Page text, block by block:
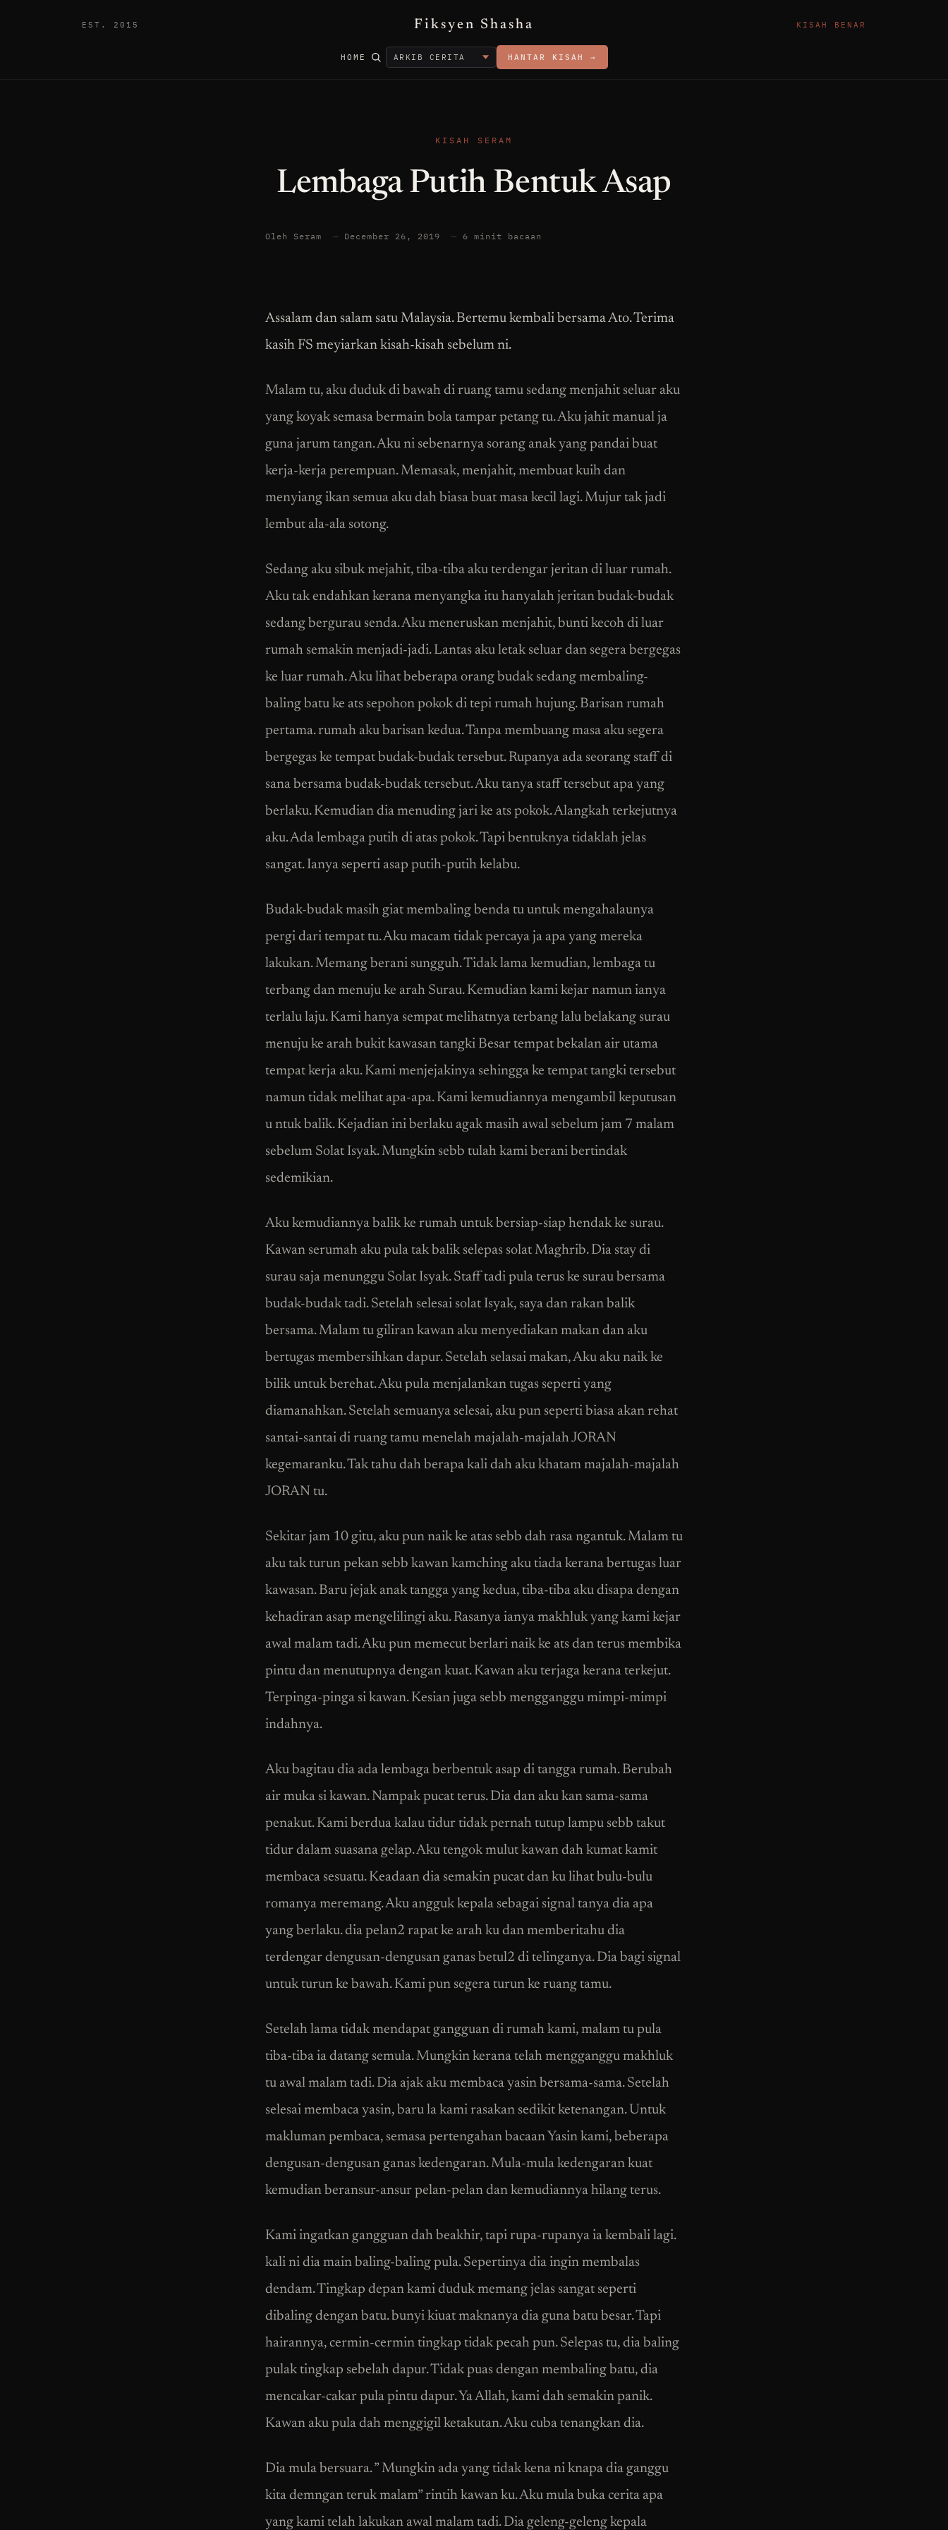
EST. 2015 Fiksyen Shasha KISAH BENAR
HOME HANTAR KISAH →
KISAH SERAM
Lembaga Putih Bentuk Asap
Oleh Seram — December 26, 2019 — 6 minit bacaan
Assalam dan salam satu Malaysia. Bertemu kembali bersama Ato. Terima
kasih FS meyiarkan kisah-kisah sebelum ni.
Malam tu, aku duduk di bawah di ruang tamu sedang menjahit seluar aku
yang koyak semasa bermain bola tampar petang tu. Aku jahit manual ja
guna jarum tangan. Aku ni sebenarnya sorang anak yang pandai buat
kerja-kerja perempuan. Memasak, menjahit, membuat kuih dan
menyiang ikan semua aku dah biasa buat masa kecil lagi. Mujur tak jadi
lembut ala-ala sotong.
Sedang aku sibuk mejahit, tiba-tiba aku terdengar jeritan di luar rumah.
Aku tak endahkan kerana menyangka itu hanyalah jeritan budak-budak
sedang bergurau senda. Aku meneruskan menjahit, bunti kecoh di luar
rumah semakin menjadi-jadi. Lantas aku letak seluar dan segera bergegas
ke luar rumah. Aku lihat beberapa orang budak sedang membaling-
baling batu ke ats sepohon pokok di tepi rumah hujung. Barisan rumah
pertama. rumah aku barisan kedua. Tanpa membuang masa aku segera
bergegas ke tempat budak-budak tersebut. Rupanya ada seorang staff di
sana bersama budak-budak tersebut. Aku tanya staff tersebut apa yang
berlaku. Kemudian dia menuding jari ke ats pokok. Alangkah terkejutnya
aku. Ada lembaga putih di atas pokok. Tapi bentuknya tidaklah jelas
sangat. Ianya seperti asap putih-putih kelabu.
Budak-budak masih giat membaling benda tu untuk mengahalaunya
pergi dari tempat tu. Aku macam tidak percaya ja apa yang mereka
lakukan. Memang berani sungguh. Tidak lama kemudian, lembaga tu
terbang dan menuju ke arah Surau. Kemudian kami kejar namun ianya
terlalu laju. Kami hanya sempat melihatnya terbang lalu belakang surau
menuju ke arah bukit kawasan tangki Besar tempat bekalan air utama
tempat kerja aku. Kami menjejakinya sehingga ke tempat tangki tersebut
namun tidak melihat apa-apa. Kami kemudiannya mengambil keputusan
u ntuk balik. Kejadian ini berlaku agak masih awal sebelum jam 7 malam
sebelum Solat Isyak. Mungkin sebb tulah kami berani bertindak
sedemikian.
Aku kemudiannya balik ke rumah untuk bersiap-siap hendak ke surau.
Kawan serumah aku pula tak balik selepas solat Maghrib. Dia stay di
surau saja menunggu Solat Isyak. Staff tadi pula terus ke surau bersama
budak-budak tadi. Setelah selesai solat Isyak, saya dan rakan balik
bersama. Malam tu giliran kawan aku menyediakan makan dan aku
bertugas membersihkan dapur. Setelah selasai makan, Aku aku naik ke
bilik untuk berehat. Aku pula menjalankan tugas seperti yang
diamanahkan. Setelah semuanya selesai, aku pun seperti biasa akan rehat
santai-santai di ruang tamu menelah majalah-majalah JORAN
kegemaranku. Tak tahu dah berapa kali dah aku khatam majalah-majalah
JORAN tu.
Sekitar jam 10 gitu, aku pun naik ke atas sebb dah rasa ngantuk. Malam tu
aku tak turun pekan sebb kawan kamching aku tiada kerana bertugas luar
kawasan. Baru jejak anak tangga yang kedua, tiba-tiba aku disapa dengan
kehadiran asap mengelilingi aku. Rasanya ianya makhluk yang kami kejar
awal malam tadi. Aku pun memecut berlari naik ke ats dan terus membika
pintu dan menutupnya dengan kuat. Kawan aku terjaga kerana terkejut.
Terpinga-pinga si kawan. Kesian juga sebb mengganggu mimpi-mimpi
indahnya.
Aku bagitau dia ada lembaga berbentuk asap di tangga rumah. Berubah
air muka si kawan. Nampak pucat terus. Dia dan aku kan sama-sama
penakut. Kami berdua kalau tidur tidak pernah tutup lampu sebb takut
tidur dalam suasana gelap. Aku tengok mulut kawan dah kumat kamit
membaca sesuatu. Keadaan dia semakin pucat dan ku lihat bulu-bulu
romanya meremang. Aku angguk kepala sebagai signal tanya dia apa
yang berlaku. dia pelan2 rapat ke arah ku dan memberitahu dia
terdengar dengusan-dengusan ganas betul2 di telinganya. Dia bagi signal
untuk turun ke bawah. Kami pun segera turun ke ruang tamu.
Setelah lama tidak mendapat gangguan di rumah kami, malam tu pula
tiba-tiba ia datang semula. Mungkin kerana telah mengganggu makhluk
tu awal malam tadi. Dia ajak aku membaca yasin bersama-sama. Setelah
selesai membaca yasin, baru la kami rasakan sedikit ketenangan. Untuk
makluman pembaca, semasa pertengahan bacaan Yasin kami, beberapa
dengusan-dengusan ganas kedengaran. Mula-mula kedengaran kuat
kemudian beransur-ansur pelan-pelan dan kemudiannya hilang terus.
Kami ingatkan gangguan dah beakhir, tapi rupa-rupanya ia kembali lagi.
kali ni dia main baling-baling pula. Sepertinya dia ingin membalas
dendam. Tingkap depan kami duduk memang jelas sangat seperti
dibaling dengan batu. bunyi kiuat maknanya dia guna batu besar. Tapi
hairannya, cermin-cermin tingkap tidak pecah pun. Selepas tu, dia baling
pulak tingkap sebelah dapur. Tidak puas dengan membaling batu, dia
mencakar-cakar pula pintu dapur. Ya Allah, kami dah semakin panik.
Kawan aku pula dah menggigil ketakutan. Aku cuba tenangkan dia.
Dia mula bersuara. ” Mungkin ada yang tidak kena ni knapa dia ganggu
kita demngan teruk malam” rintih kawan ku. Aku mula buka cerita apa
yang kami telah lakukan awal malam tadi. Dia geleng-geleng kepala